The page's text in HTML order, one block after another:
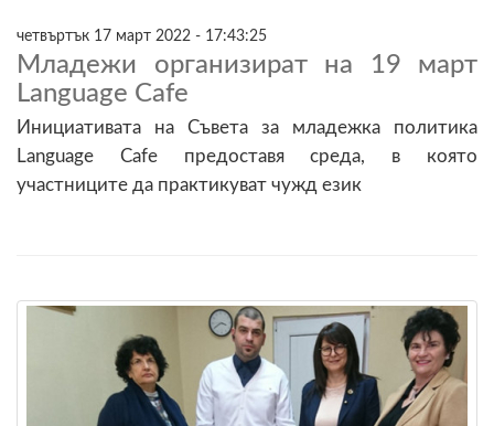
четвъртък 17 март 2022 - 17:43:25
Младежи организират на 19 март
Language Cafe
Инициативата на Съвета за младежка политика
Language Cafe предоставя среда, в която
участниците да практикуват чужд език